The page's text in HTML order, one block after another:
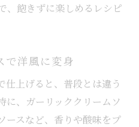
、飽きずに楽しめるレシピ
で洋風に変身
仕上げると、普段とは違う
に、ガーリッククリームソ
ースなど、香りや酸味をプ